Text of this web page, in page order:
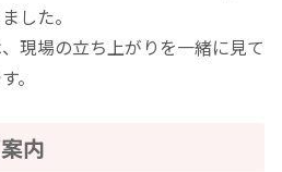
した。
現場の立ち上がりを一緒に見て
。
内